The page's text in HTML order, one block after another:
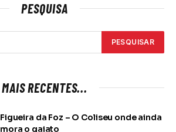
PESQUISA
MAIS RECENTES...
Figueira da Foz – O Coliseu onde ainda
mora o gaiato